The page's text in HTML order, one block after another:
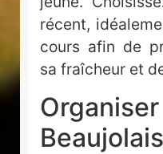
récent,
cours afin de
sa fraîcheur et